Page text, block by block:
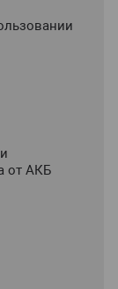
от АКБ